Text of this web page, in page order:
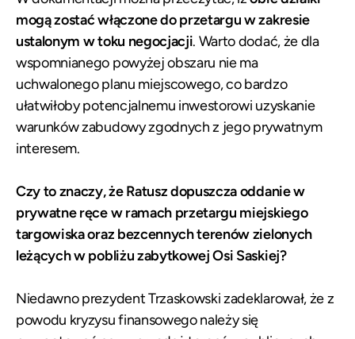
mogą zostać włączone do przetargu w zakresie
ustalonym w toku negocjacji. Warto dodać, że dla
wspomnianego powyżej obszaru nie ma
uchwalonego planu miejscowego, co bardzo
ułatwiłoby potencjalnemu inwestorowi uzyskanie
warunków zabudowy zgodnych z jego prywatnym
interesem.
Czy to znaczy, że Ratusz dopuszcza oddanie w
prywatne ręce w ramach przetargu miejskiego
targowiska oraz bezcennych terenów zielonych
leżących w pobliżu zabytkowej Osi Saskiej?
Niedawno prezydent Trzaskowski zadeklarował, że z
powodu kryzysu finansowego należy się